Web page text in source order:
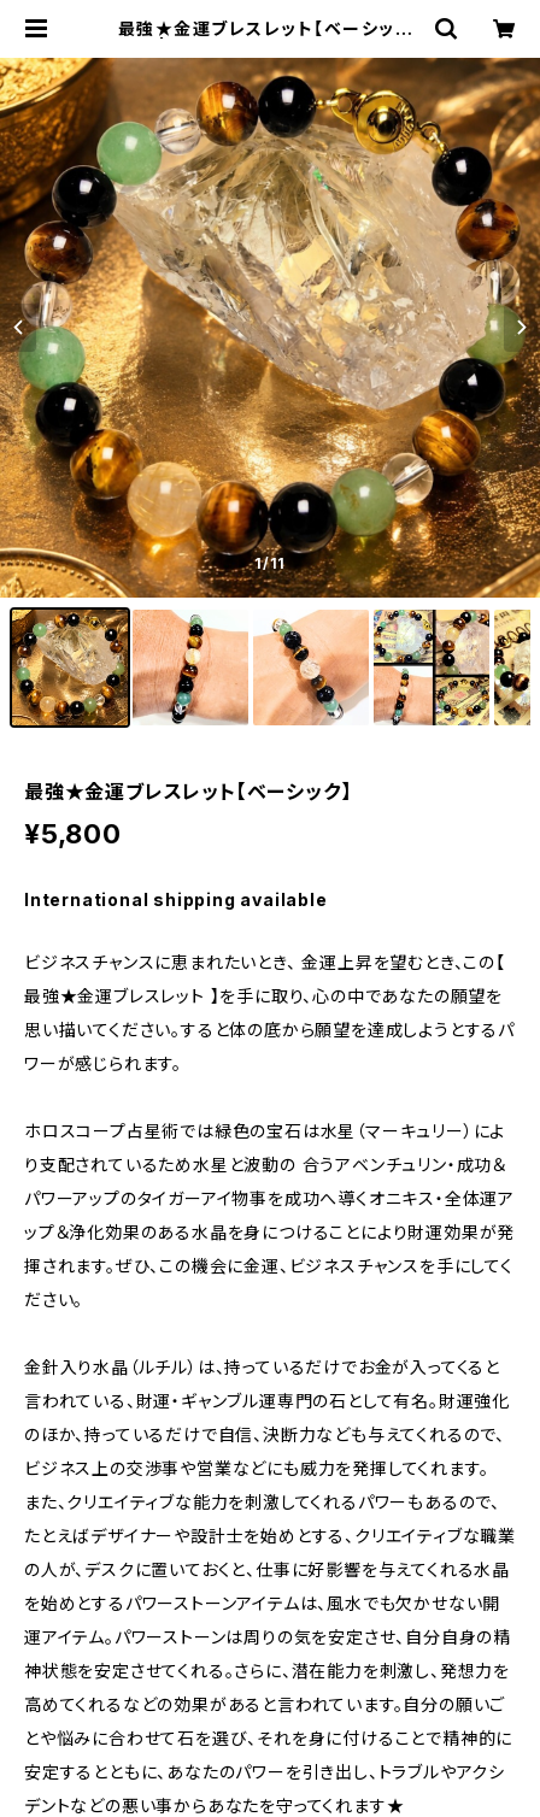
最強★金運ブレスレット【ベーシック】
1/11
最強★金運ブレスレット【ベーシック】
¥5,800
International shipping available
ビジネスチャンスに恵まれたいとき、 金運上昇を望むとき、この【
最強★金運ブレスレット 】を手に取り、心の中であなたの願望を
思い描いてください。すると体の底から願望を達成しようとするパ
ワーが感じられます。
ホロスコープ占星術では緑色の宝石は水星（マーキュリー）によ
り支配されているため水星と波動の 合うアベンチュリン・成功＆
パワーアップのタイガーアイ物事を成功へ導くオニキス・全体運ア
ップ＆浄化効果のある水晶を身につけることにより財運効果が発
揮されます。ぜひ、この機会に金運、ビジネスチャンスを手にしてく
ださい。
金針入り水晶（ルチル）は、持っているだけでお金が入ってくると
言われている、財運・ギャンブル運専門の石として有名。財運強化
のほか、持っているだけで自信、決断力なども与えてくれるので、
ビジネス上の交渉事や営業などにも威力を発揮してくれます。
また、クリエイティブな能力を刺激してくれるパワーもあるので、
たとえばデザイナーや設計士を始めとする、クリエイティブな職業
の人が、デスクに置いておくと、仕事に好影響を与えてくれる水晶
を始めとするパワーストーンアイテムは、風水でも欠かせない開
運アイテム。パワーストーンは周りの気を安定させ、自分自身の精
神状態を安定させてくれる。さらに、潜在能力を刺激し、発想力を
高めてくれるなどの効果があると言われています。自分の願いご
とや悩みに合わせて石を選び、それを身に付けることで精神的に
安定するとともに、あなたのパワーを引き出し、トラブルやアクシ
デントなどの悪い事からあなたを守ってくれます★